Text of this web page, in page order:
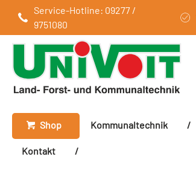
Hauptinhalt springen
Zur Suche springen
Zur Hauptnavigation springen
Service-Hotline: 09277 /
9751080
Shop Kommunaltechnik /
Kontakt /